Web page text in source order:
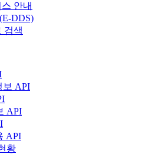
안내
DDS)
검색
보 API
API
API
황